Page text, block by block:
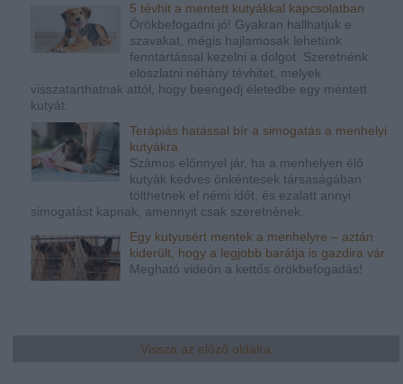
5 tévhit a mentett kutyákkal kapcsolatban
Örökbefogadni jó! Gyakran hallhatjuk e
szavakat, mégis hajlamosak lehetünk
fenntartással kezelni a dolgot. Szeretnénk
eloszlatni néhány tévhitet, melyek
visszatarthatnak attól, hogy beengedj életedbe egy mentett
kutyát.
Terápiás hatással bír a simogatás a menhelyi
kutyákra
Számos előnnyel jár, ha a menhelyen élő
kutyák kedves önkéntesek társaságában
tölthetnek el némi időt, és ezalatt annyi
simogatást kapnak, amennyit csak szeretnének.
Egy kutyusért mentek a menhelyre – aztán
kiderült, hogy a legjobb barátja is gazdira vár
Megható videón a kettős örökbefogadás!
Vissza az előző oldalra